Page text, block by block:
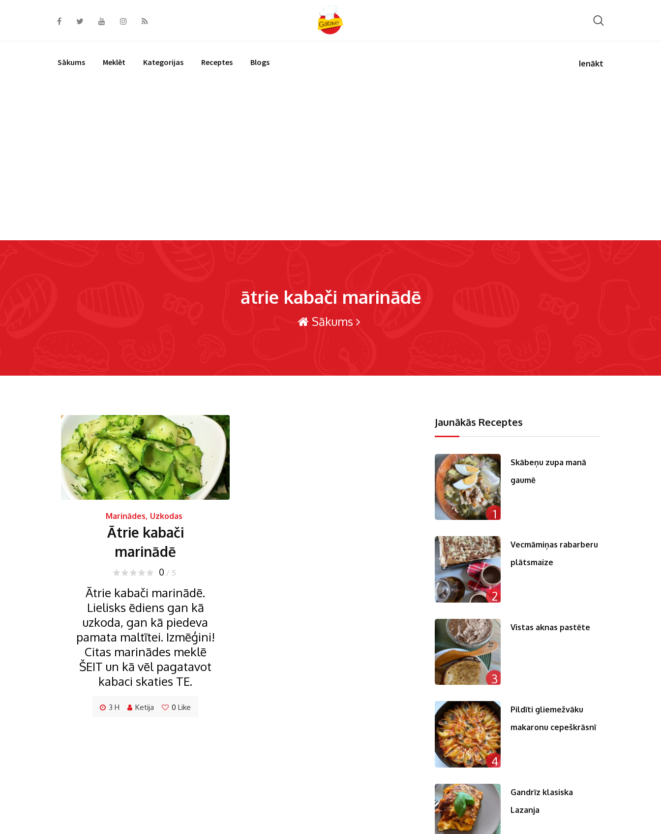
Sākums Meklēt Kategorijas Receptes Blogs Ienākt
ātrie kabači marinādē
Sākums
Marinādes, Uzkodas
Ātrie kabači
marinādē
0 / 5
Ātrie kabači marinādē.
Lielisks ēdiens gan kā
uzkoda, gan kā piedeva
pamata maltītei. Izmēģini!
Citas marinādes meklē
ŠEIT un kā vēl pagatavot
kabaci skaties TE.
3 H Ketija 0 Like
Jaunākās Receptes
1
Skābeņu zupa manā
gaumē
2
Vecmāmiņas rabarberu
plātsmaize
3
Vistas aknas pastēte
4
Pildīti gliemežvāku
makaronu cepeškrāsnī
Gandrīz klasiska
Lazanja